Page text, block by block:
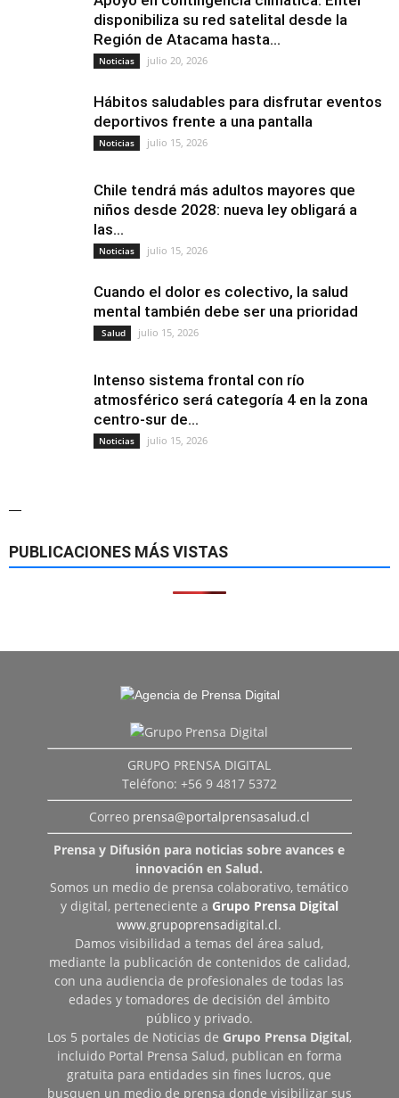
disponibiliza su red satelital desde la
Región de Atacama hasta...
Noticias julio 20, 2026
Hábitos saludables para disfrutar eventos
deportivos frente a una pantalla
Noticias julio 15, 2026
Chile tendrá más adultos mayores que
niños desde 2028: nueva ley obligará a
las...
Noticias julio 15, 2026
Cuando el dolor es colectivo, la salud
mental también debe ser una prioridad
Salud julio 15, 2026
Intenso sistema frontal con río
atmosférico será categoría 4 en la zona
centro-sur de...
Noticias julio 15, 2026
—
PUBLICACIONES MÁS VISTAS
GRUPO PRENSA DIGITAL
Teléfono: +56 9 4817 5372
Correo prensa@portalprensasalud.cl
Prensa y Difusión para noticias sobre avances e
innovación en Salud.
Somos un medio de prensa colaborativo, temático
y digital, perteneciente a Grupo Prensa Digital
www.grupoprensadigital.cl.
Damos visibilidad a temas del área salud,
mediante la publicación de contenidos de calidad,
con una audiencia de profesionales de todas las
edades y tomadores de decisión del ámbito
público y privado.
Los 5 portales de Noticias de Grupo Prensa Digital,
incluido Portal Prensa Salud, publican en forma
gratuita para entidades sin fines lucros, que
busquen un medio de prensa donde visibilizar sus